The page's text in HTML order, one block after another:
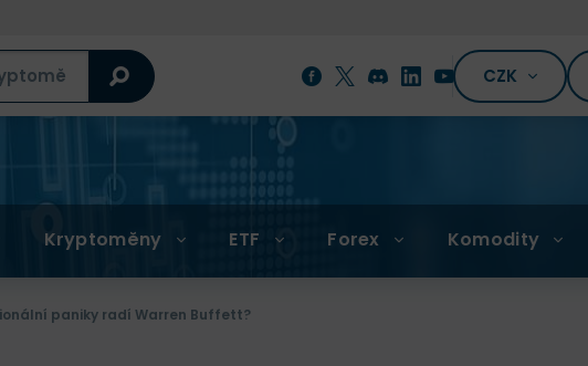
CZK
Kryptoměny ETF Forex Komodity
paniky radí Warren Buffett?